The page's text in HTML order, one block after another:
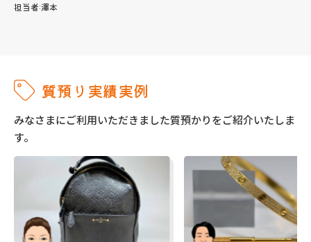
担当者:澤本
質預り実績実例
みなさまにご利用いただきました質預かりをご紹介いたしま
す。